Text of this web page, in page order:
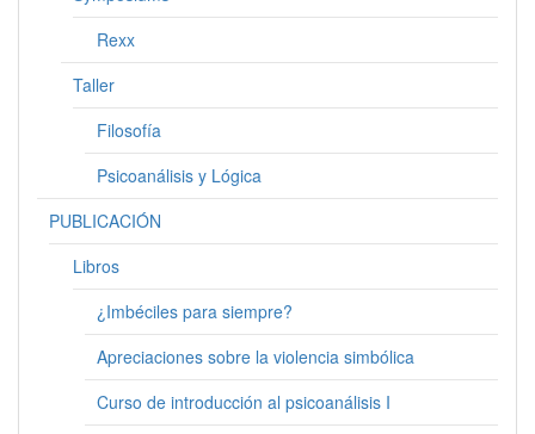
Rexx
Taller
Filosofía
Psicoanálisis y Lógica
PUBLICACIÓN
Libros
¿Imbéciles para siempre?
Apreciaciones sobre la violencia simbólica
Curso de introducción al psicoanálisis I